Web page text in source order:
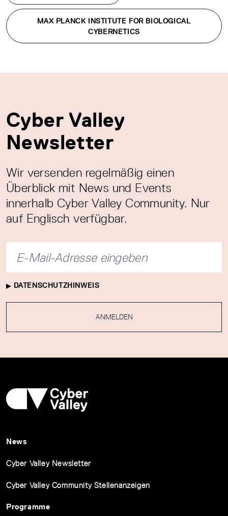
MAX PLANCK INSTITUTE FOR BIOLOGICAL
CYBERNETICS
Cyber Valley
Newsletter
Wir versenden regelmäßig einen
Überblick mit News und Events
innerhalb Cyber Valley Community. Nur
auf Englisch verfügbar.
DATENSCHUTZHINWEIS
ANMELDEN
News
Cyber Valley Newsletter
Cyber Valley Community Stellenanzeigen
Programme